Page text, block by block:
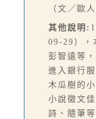
（文／歐人
其他說明:
09-29），
彭智遠等
進入銀行
木瓜樹的
小說徵文
詩、隨筆